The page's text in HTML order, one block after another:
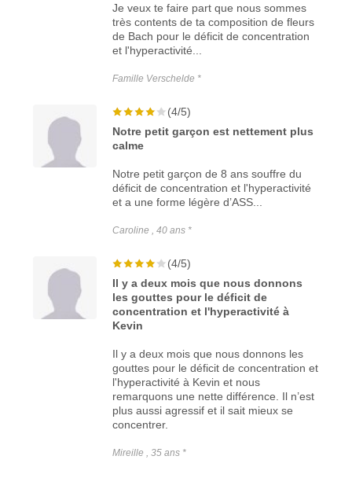
Je veux te faire part que nous sommes
très contents de ta composition de fleurs
de Bach pour le déficit de concentration
et l'hyperactivité...
Famille Verschelde *
(4/5)
Notre petit garçon est nettement plus
calme
Notre petit garçon de 8 ans souffre du
déficit de concentration et l'hyperactivité
et a une forme légère d’ASS...
Caroline , 40 ans *
(4/5)
Il y a deux mois que nous donnons
les gouttes pour le déficit de
concentration et l'hyperactivité à
Kevin
Il y a deux mois que nous donnons les
gouttes pour le déficit de concentration et
l'hyperactivité à Kevin et nous
remarquons une nette différence. Il n’est
plus aussi agressif et il sait mieux se
concentrer.
Mireille , 35 ans *